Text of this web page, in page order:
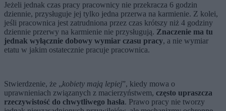
Jeżeli jednak czas pracy pracownicy nie przekracza 6 godzin
dziennie, przysługuje jej tylko jedna przerwa na karmienie. Z kolei,
jeśli pracownica jest zatrudniona przez czas krótszy niż 4 godziny
dziennie przerwy na karmienie nie przysługują. Znaczenie ma tu
jednak wyłącznie dobowy wymiar czasu pracy, a nie wymiar
etatu w jakim ostatecznie pracuje pracownica.
Stwierdzenie, że „kobiety mają lepiej”, kiedy mowa o
uprawnieniach związanych z macierzyństwem, często upraszcza
rzeczywistość do chwytliwego hasła. Prawo pracy nie tworzy